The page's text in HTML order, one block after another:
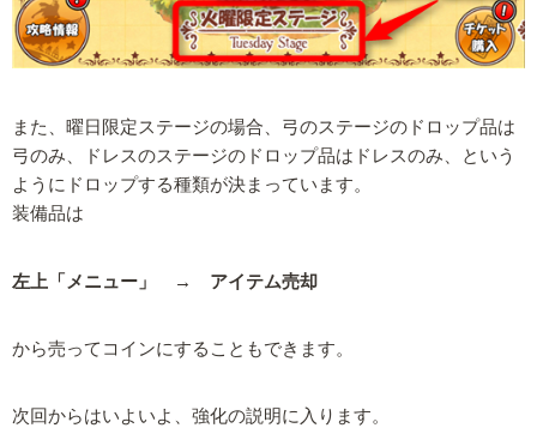
また、曜日限定ステージの場合、弓のステージのドロップ品は
弓のみ、ドレスのステージのドロップ品はドレスのみ、という
ようにドロップする種類が決まっています。
装備品は
左上「メニュー」 → アイテム売却
から売ってコインにすることもできます。
次回からはいよいよ、強化の説明に入ります。